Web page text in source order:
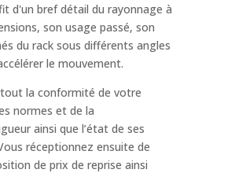
d'un bref détail du rayonnage à
son usage passé, son
du rack sous différents angles
le mouvement.
la conformité de votre
normes et de la
ainsi que l’état de ses
réceptionnez ensuite de
de prix de reprise ainsi